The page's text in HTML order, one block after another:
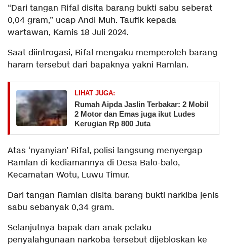
“Dari tangan Rifal disita barang bukti sabu seberat
0,04 gram,” ucap Andi Muh. Taufik kepada
wartawan, Kamis 18 Juli 2024.
Saat diintrogasi, Rifal mengaku memperoleh barang
haram tersebut dari bapaknya yakni Ramlan.
LIHAT JUGA:
Rumah Aipda Jaslin Terbakar: 2 Mobil
2 Motor dan Emas juga ikut Ludes
Kerugian Rp 800 Juta
Atas ‘nyanyian’ Rifal, polisi langsung menyergap
Ramlan di kediamannya di Desa Balo-balo,
Kecamatan Wotu, Luwu Timur.
Dari tangan Ramlan disita barang bukti narkiba jenis
sabu sebanyak 0,34 gram.
Selanjutnya bapak dan anak pelaku
penyalahgunaan narkoba tersebut dijebloskan ke